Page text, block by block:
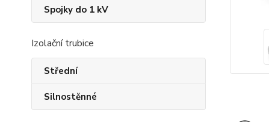
Spojky do 1 kV
Izolační trubice
Střední
Silnostěnné